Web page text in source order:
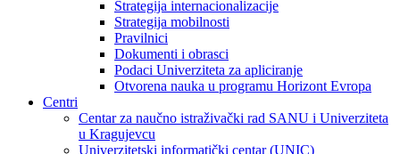
Strategija internacionalizacije
Strategija mobilnosti
Pravilnici
Dokumenti i obrasci
Podaci Univerziteta za apliciranje
Otvorena nauka u programu Horizont Evropa
Centri
Centar za naučno istraživački rad SANU i Univerziteta
u Kragujevcu
Univerzitetski informatički centar (UNIC)